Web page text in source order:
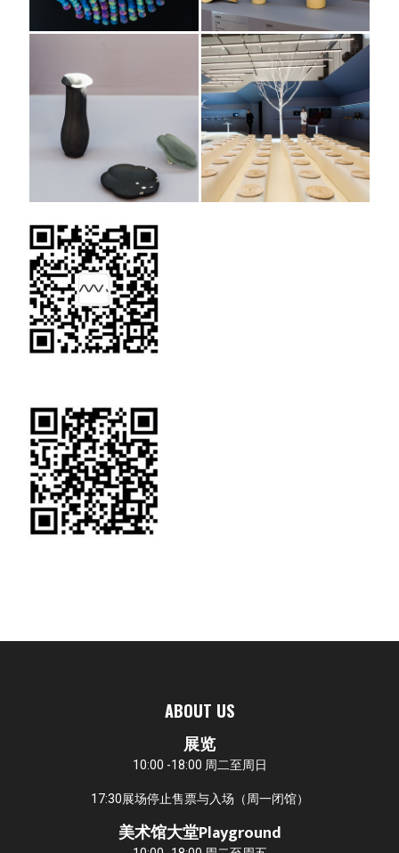
ABOUT US
展览
10:00 -18:00 周二至周日
17:30展场停止售票与入场（周一闭馆）
美术馆大堂Playground